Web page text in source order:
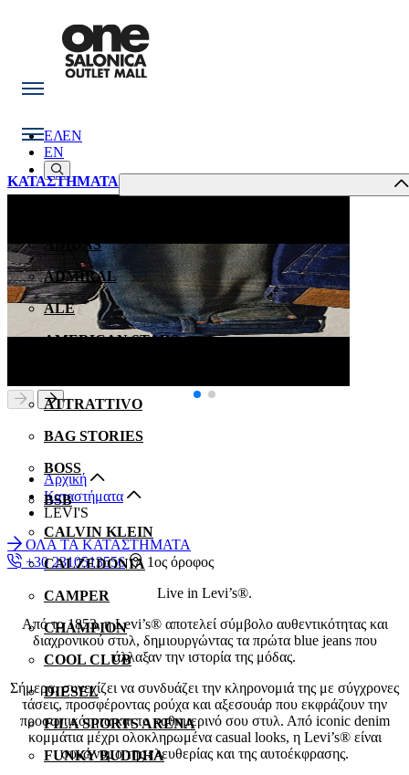
EN
ΚΑΤΑΣΤΗΜΑΤΑ
ADIDAS
ADMIRAL
ALE
AMERICAN STARS
ATTRATTIVO
BAG STORIES
BOSS
BSB
CALVIN KLEIN
CALZEDONIA
CAMPER
CHAMPION
COOL CLUB
DIESEL
FILA SPORTS ARENA
FUNKY BUDDHA
ΕΛ
EN
Αρχική
Καταστήματα
LEVI'S
ΟΛΑ ΤΑ ΚΑΤΑΣΤΗΜΑΤΑ
+30 2310513556
1ος όροφος
Live in Levi’s®.
Από το 1853, η Levi’s® αποτελεί σύμβολο αυθεντικότητας και
διαχρονικού στυλ, δημιουργώντας τα πρώτα blue jeans που
άλλαξαν την ιστορία της μόδας.
Σήμερα, συνεχίζει να συνδυάζει την κληρονομιά της με σύγχρονες
τάσεις, προσφέροντας ρούχα και αξεσουάρ που εκφράζουν την
προσωπικότητα και το καθημερινό σου στυλ. Από iconic denim
κομμάτια μέχρι ολοκληρωμένα casual looks, η Levi’s® είναι
συνώνυμο της ελευθερίας και της αυτοέκφρασης.